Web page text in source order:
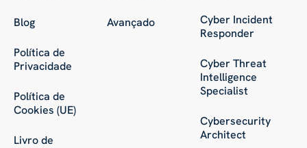
Blog
Política de
Privacidade
Política de
Cookies (UE)
Livro de
Avançado
Cyber Incident
Responder
Cyber Threat
Intelligence
Specialist
Cybersecurity
Architect